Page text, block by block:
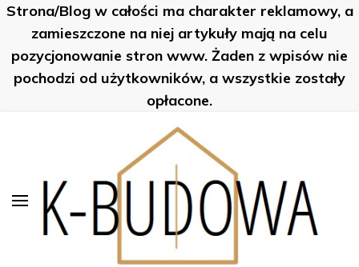
Strona/Blog w całości ma charakter reklamowy, a
zamieszczone na niej artykuły mają na celu
pozycjonowanie stron www. Żaden z wpisów nie
pochodzi od użytkowników, a wszystkie zostały
opłacone.
K-Budowa